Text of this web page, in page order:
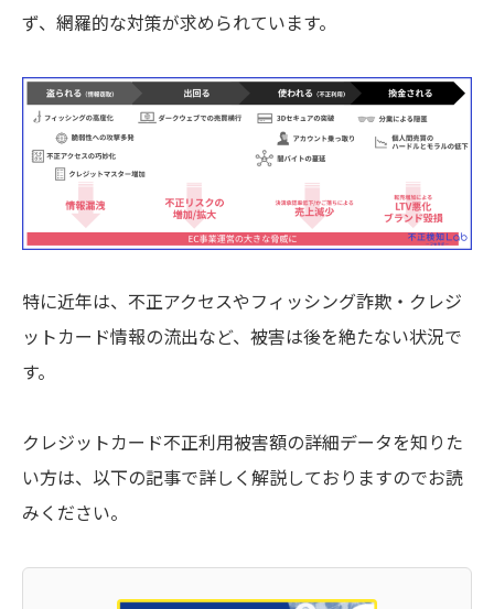
ず、網羅的な対策が求められています。
特に近年は、不正アクセスやフィッシング詐欺・クレジ
ットカード情報の流出など、被害は後を絶たない状況で
す。
クレジットカード不正利用被害額の詳細データを知りた
い方は、以下の記事で詳しく解説しておりますのでお読
みください。